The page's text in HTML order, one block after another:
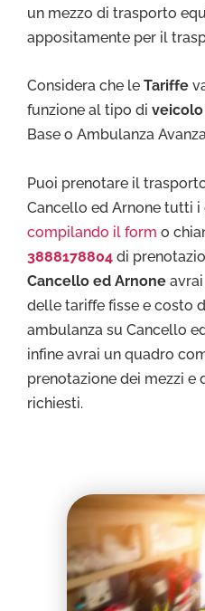
un mezzo di trasporto
appositamente per il
Considera che le Tariffe
funzione al tipo di
Base o Ambulanza
Puoi prenotare il
Cancello ed Arnone tutti i
compilando il form o
3888178804 di
Cancello ed Arnone
delle tariffe fisse e costo
ambulanza su Cancello
infine avrai un quadro
prenotazione dei mezzi
richiesti.